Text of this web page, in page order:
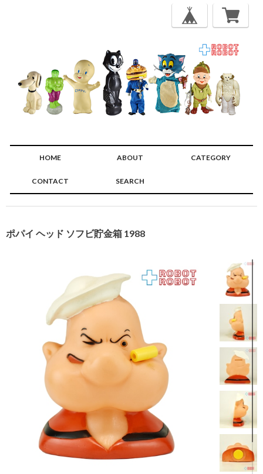
HOME ABOUT CATEGORY
CONTACT SEARCH
ポパイ ヘッド ソフビ貯金箱 1988